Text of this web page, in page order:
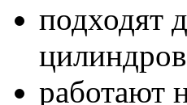
подходят
работают